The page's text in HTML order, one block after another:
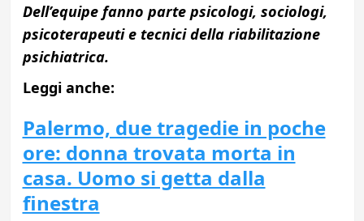
Dell’equipe fanno parte psicologi, sociologi,
psicoterapeuti e tecnici della riabilitazione
psichiatrica.
Leggi anche:
Palermo, due tragedie in poche
ore: donna trovata morta in
casa. Uomo si getta dalla
finestra